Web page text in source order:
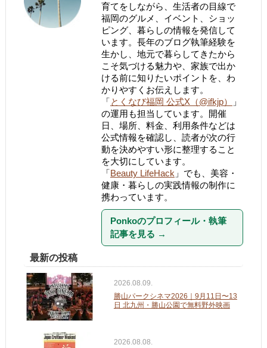
育てをしながら、生活者の目線で
福岡のグルメ、イベント、ショッ
ピング、暮らしの情報を発信して
います。長年のブログ執筆経験を
生かし、地元で暮らしてきたから
こそ気づける魅力や、家族で出か
ける前に知りたいポイントを、わ
かりやすくお伝えします。
「とくなび福岡 公式X（@ifkjp）
」
の運用も担当しています。開催
日、場所、料金、利用条件などは
公式情報を確認し、読者が次の行
動を決めやすい形に整理すること
を大切にしています。
「Beauty LifeHack 」でも、美容・
健康・暮らしの実践情報の制作に
携わっています。
Ponkoのプロフィール・執筆
記事を見る →
最新の投稿
2026.08.09.
勝山パークシネマ2026｜9月11日〜13
日 北九州・勝山公園で無料野外映画
2026.08.08.